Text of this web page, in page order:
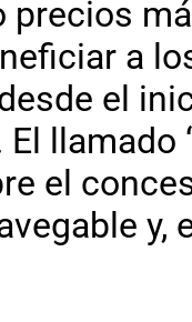
precios
a
el
llamado
el
y,